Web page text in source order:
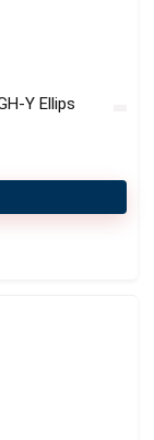
Y Ellips